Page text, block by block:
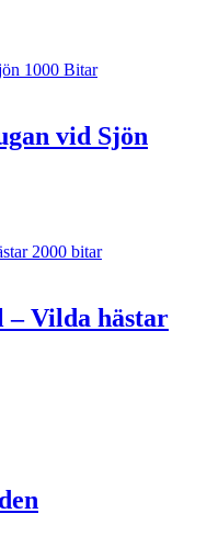
vid Sjön
– Vilda hästar